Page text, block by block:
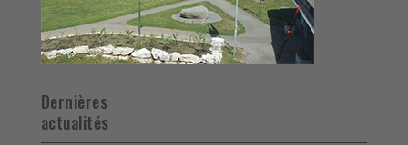
Dernières
actualités